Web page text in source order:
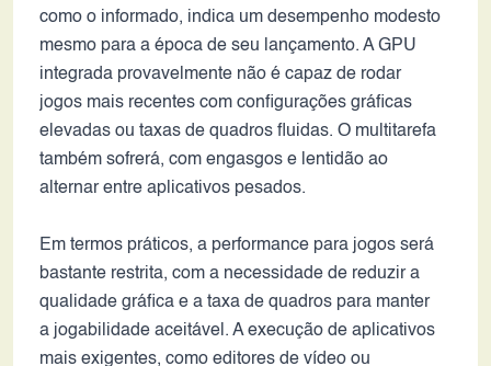
como o informado, indica um desempenho modesto
mesmo para a época de seu lançamento. A GPU
integrada provavelmente não é capaz de rodar
jogos mais recentes com configurações gráficas
elevadas ou taxas de quadros fluidas. O multitarefa
também sofrerá, com engasgos e lentidão ao
alternar entre aplicativos pesados.
Em termos práticos, a performance para jogos será
bastante restrita, com a necessidade de reduzir a
qualidade gráfica e a taxa de quadros para manter
a jogabilidade aceitável. A execução de aplicativos
mais exigentes, como editores de vídeo ou